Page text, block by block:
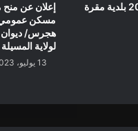
مسكن عمومي
هجرس/ ديوان
لولاية المسيلة
13 يوليو، 2023